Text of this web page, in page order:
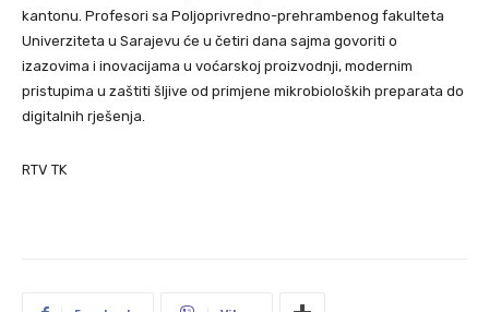
kantonu. Profesori sa Poljoprivredno-prehrambenog fakulteta
Univerziteta u Sarajevu će u četiri dana sajma govoriti o
izazovima i inovacijama u voćarskoj proizvodnji, modernim
pristupima u zaštiti šljive od primjene mikrobioloških preparata do
digitalnih rješenja.
RTV TK